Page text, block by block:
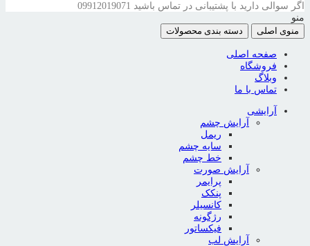
اگر سوالی دارید با پشتیبانی در تماس باشید 09912019071
منو
منوی اصلی
دسته بندی محصولات
صفحه اصلی
فروشگاه
وبلاگ
تماس با ما
آرایشی
آرایش چشم
ریمل
سایه چشم
خط چشم
آرایش صورت
پرایمر
پنکک
کانسیلر
رژگونه
فیکساتور
آرایش لب